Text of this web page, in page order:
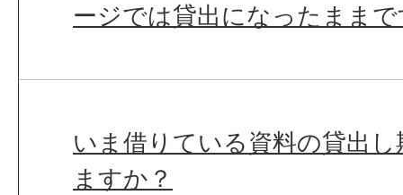
ージでは貸出になったまま
いま借りている資料の貸出
ますか？